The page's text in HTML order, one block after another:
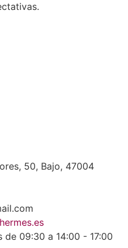
50, Bajo, 47004
de 09:30 a 14:00 - 17:00